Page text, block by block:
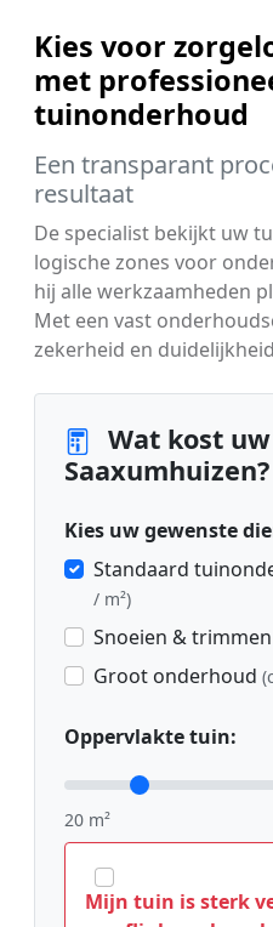
Kies voor
met
tuinonderhoud
Een transparant
resultaat
De specialist bekijkt uw
logische zones voor
hij alle werkzaamheden
Met een vast
zekerheid en
Wat kost
Saaxumhuizen?
Kies uw gewenste
Standaard
/ m²)
Snoeien & trimmen
Groot onderhoud
Oppervlakte tuin:
20 m²
Mijn tuin is sterk